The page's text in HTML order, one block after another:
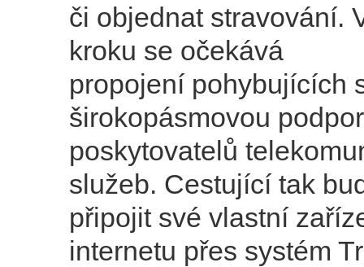
či objednat stravování.
kroku se očekává
propojení pohybujících
širokopásmovou
poskytovatelů
služeb. Cestující tak
připojit své vlastní
internetu přes systém